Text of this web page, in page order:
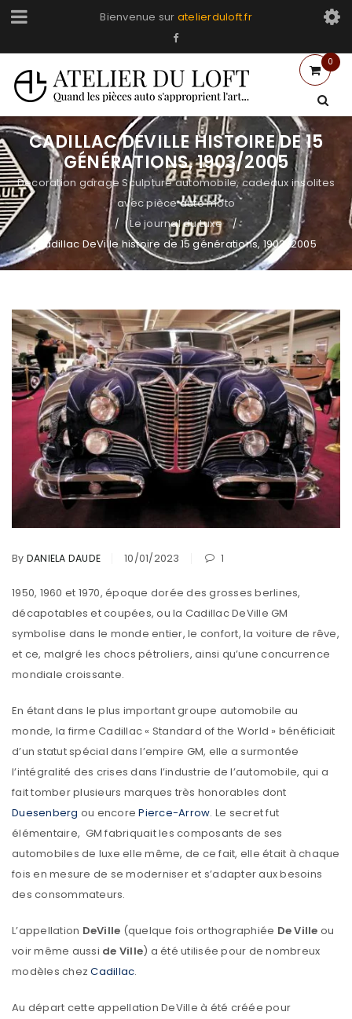
Bienvenue sur atelierduloft.fr
0
CADILLAC DEVILLE HISTOIRE DE 15
GÉNÉRATIONS, 1903/2005
Decoration garage Sculpture automobile, cadeaux insolites
avec pièce auto moto
/ Le journal du Luxe /
Cadillac DeVille histoire de 15 générations, 1903/2005
By DANIELA DAUDE 10/01/2023 1
1950, 1960 et 1970, époque dorée des grosses berlines,
décapotables et coupées, ou la Cadillac DeVille GM
symbolise dans le monde entier, le confort, la voiture de rêve,
et ce, malgré les chocs pétroliers, ainsi qu’une concurrence
mondiale croissante.
En étant dans le plus important groupe automobile au
monde, la firme Cadillac « Standard of the World » bénéficiait
d’un statut spécial dans l’empire GM, elle a surmontée
l’intégralité des crises dans l’industrie de l’automobile, qui a
fait tomber plusieurs marques très honorables dont
Duesenberg ou encorePierce-Arrow. Le secret fut
élémentaire, GM fabriquait les composants de ses
automobiles de luxe elle même, de ce fait, elle était à chaque
fois en mesure de se moderniser et s’adapter aux besoins
des consommateurs.
L’appellation DeVille (quelque fois orthographiée De Ville ou
voir même aussi de Ville) a été utilisée pour de nombreux
modèles chezCadillac.
Au départ cette appellation DeVille à été créée pour